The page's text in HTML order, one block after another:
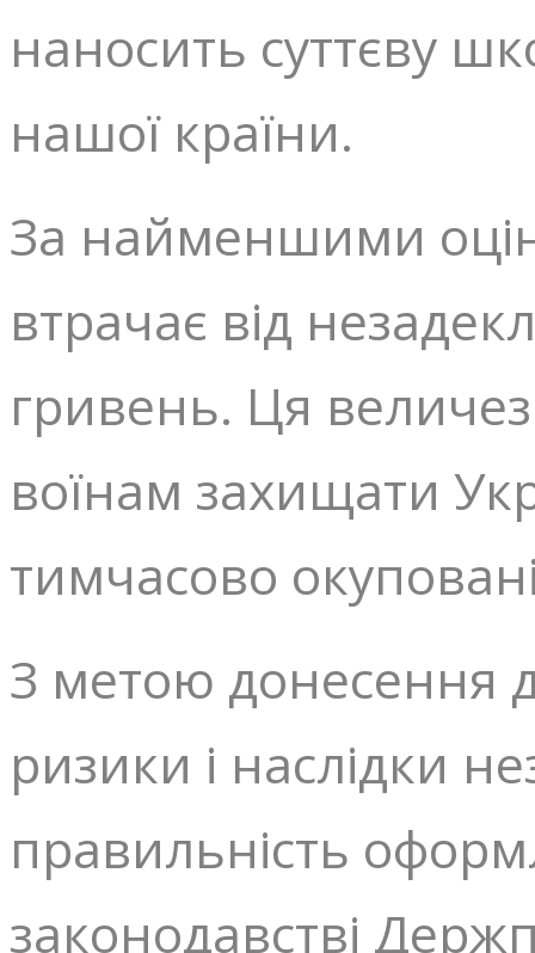
наносить суттєву
нашої країни.
За найменшими
втрачає від
гривень. Ця
воїнам захищати
тимчасово
З метою донесення
ризики і наслідки
правильність
законодавстві